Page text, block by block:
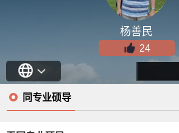
杨善民
24
同专业硕导